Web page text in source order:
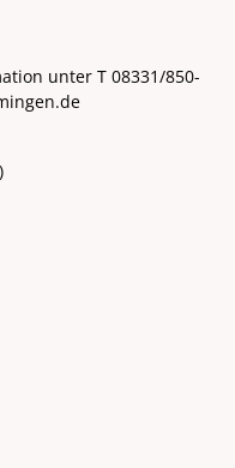
unter T 08331/850-